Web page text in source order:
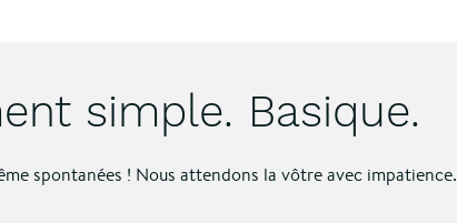
simple. Basique.
spontanées ! Nous attendons la vôtre avec impatience.